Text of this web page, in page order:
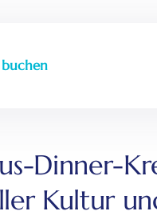
Dinner-
Kultur